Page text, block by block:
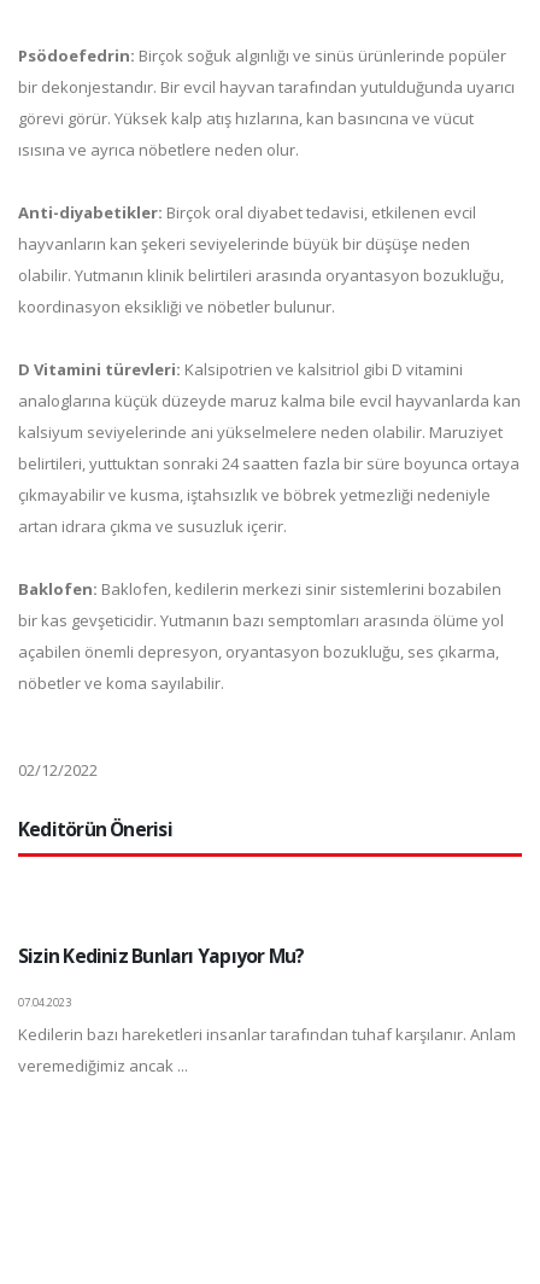
Psödoefedrin: Birçok soğuk algınlığı ve sinüs ürünlerinde popüler
bir dekonjestandır. Bir evcil hayvan tarafından yutulduğunda uyarıcı
görevi görür. Yüksek kalp atış hızlarına, kan basıncına ve vücut
ısısına ve ayrıca nöbetlere neden olur.
Anti-diyabetikler: Birçok oral diyabet tedavisi, etkilenen evcil
hayvanların kan şekeri seviyelerinde büyük bir düşüşe neden
olabilir. Yutmanın klinik belirtileri arasında oryantasyon bozukluğu,
koordinasyon eksikliği ve nöbetler bulunur.
D Vitamini türevleri: Kalsipotrien ve kalsitriol gibi D vitamini
analoglarına küçük düzeyde maruz kalma bile evcil hayvanlarda kan
kalsiyum seviyelerinde ani yükselmelere neden olabilir. Maruziyet
belirtileri, yuttuktan sonraki 24 saatten fazla bir süre boyunca ortaya
çıkmayabilir ve kusma, iştahsızlık ve böbrek yetmezliği nedeniyle
artan idrara çıkma ve susuzluk içerir.
Baklofen: Baklofen, kedilerin merkezi sinir sistemlerini bozabilen
bir kas gevşeticidir. Yutmanın bazı semptomları arasında ölüme yol
açabilen önemli depresyon, oryantasyon bozukluğu, ses çıkarma,
nöbetler ve koma sayılabilir.
02/12/2022
Keditörün Önerisi
Sizin Kediniz Bunları Yapıyor Mu?
07.04.2023
Kedilerin bazı hareketleri insanlar tarafından tuhaf karşılanır. Anlam
veremediğimiz ancak ...